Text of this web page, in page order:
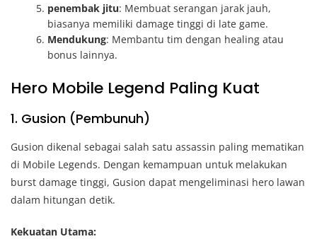
penembak jitu: Membuat serangan jarak jauh,
biasanya memiliki damage tinggi di late game.
Mendukung: Membantu tim dengan healing atau
bonus lainnya.
Hero Mobile Legend Paling Kuat
1. Gusion (Pembunuh)
Gusion dikenal sebagai salah satu assassin paling mematikan
di Mobile Legends. Dengan kemampuan untuk melakukan
burst damage tinggi, Gusion dapat mengeliminasi hero lawan
dalam hitungan detik.
Kekuatan Utama: